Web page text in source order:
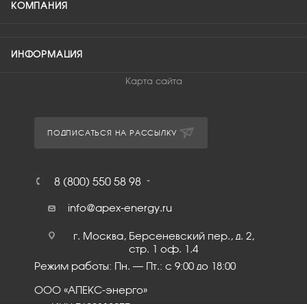
КОМПАНИЯ
ИНФОРМАЦИЯ
Карта сайта
ПОДПИСАТЬСЯ НА РАССЫЛКУ
8 (800) 550 58 98
info@apex-energy.ru
г. Москва, Берсеневский пер., д. 2,
стр. 1 оф. 1.4
Режим работы: Пн. – Пт.: с 9:00 до 18:00
ООО «АПЕКС-энерго»